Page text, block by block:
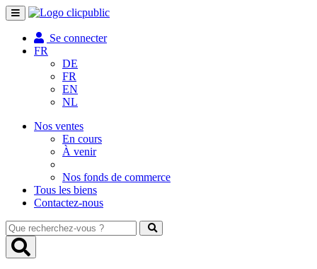
Toggle
navigation
Se connecter
FR
DE
FR
EN
NL
Nos ventes
En cours
À venir
Nos fonds de commerce
Tous les biens
Contactez-nous
Que
recherchez-
vous